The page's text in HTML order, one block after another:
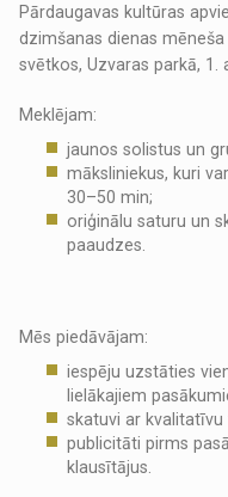
Pārdaugavas kultūras
dzimšanas dienas
svētkos, Uzvaras parkā, 1.
Meklējam:
jaunos solistus un
māksliniekus, kuri
30–50 min;
oriģinālu saturu un
paaudzes.
Mēs piedāvājam:
iespēju uzstāties
lielākajiem
skatuvi ar
publicitāti pirms
klausītājus.